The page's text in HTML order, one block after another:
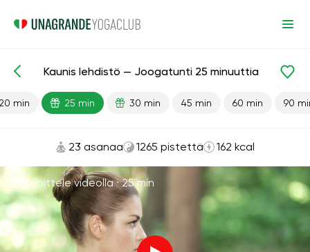
Valmiit oppitunnit Lehdistö
Kaunis lehdistö — Joogatunti 25 minuuttia
min 25 min 30 min 45 min 60 min 90
23 asanaa 1265 pistettä 162 kcal
Harjoittele videolla ·25 min